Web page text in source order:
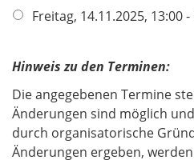
d
c
t
e
l
d
Freitag, 14.11.2025, 13:00
Hinweis zu den Terminen:
Die angegebenen Termine
Änderungen sind möglich
durch organisatorische
Änderungen ergeben,